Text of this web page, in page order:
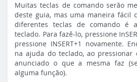
Muitas teclas de comando serão
deste guia, mas uma maneira fácil
diferentes teclas de comando é
teclado. Para fazê-lo, pressione
pressione INSERT+1 novamente.
na ajuda do teclado, ao pressionar
anunciado o que a mesma faz
alguma função).